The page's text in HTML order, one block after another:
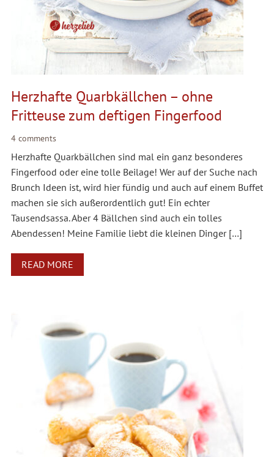
Herzhafte Quarbkällchen – ohne
Fritteuse zum deftigen Fingerfood
4 comments
Herzhafte Quarkbällchen sind mal ein ganz besonderes
Fingerfood oder eine tolle Beilage! Wer auf der Suche nach
Brunch Ideen ist, wird hier fündig und auch auf einem Buffet
machen sie sich außerordentlich gut! Ein echter
Tausendsassa. Aber 4 Bällchen sind auch ein tolles
Abendessen! Meine Familie liebt die kleinen Dinger […]
READ MORE